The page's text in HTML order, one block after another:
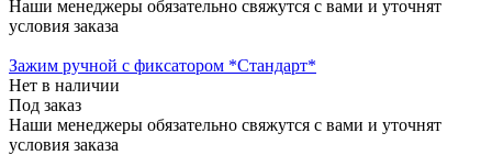
Наши менеджеры обязательно свяжутся с вами и уточнят
условия заказа
Зажим ручной с фиксатором *Стандарт*
Нет в наличии
Под заказ
Наши менеджеры обязательно свяжутся с вами и уточнят
условия заказа